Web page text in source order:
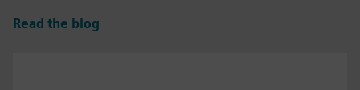
Read the blog